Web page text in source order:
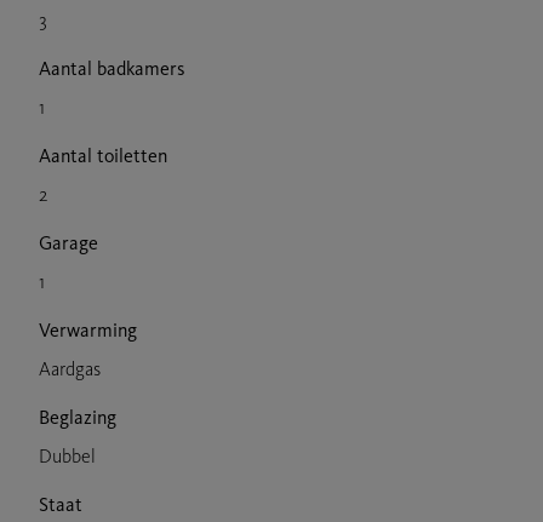
3
Aantal badkamers
1
Aantal toiletten
2
Garage
1
Verwarming
Aardgas
Beglazing
Dubbel
Staat